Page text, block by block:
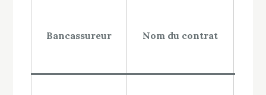
Bancassureur Nom du contrat